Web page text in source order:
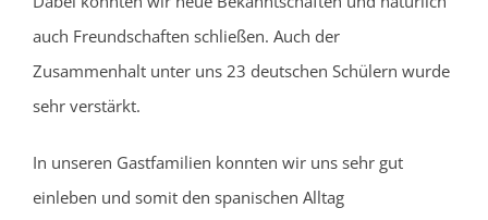
auch Freundschaften schließen. Auch der
Zusammenhalt unter uns 23 deutschen Schülern wurde
sehr verstärkt.
In unseren Gastfamilien konnten wir uns sehr gut
einleben und somit den spanischen Alltag